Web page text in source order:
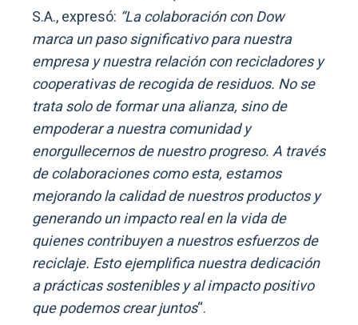
S.A., expresó: “La colaboración con Dow
marca un paso significativo para nuestra
empresa y nuestra relación con recicladores y
cooperativas de recogida de residuos. No se
trata solo de formar una alianza, sino de
empoderar a nuestra comunidad y
enorgullecernos de nuestro progreso. A través
de colaboraciones como esta, estamos
mejorando la calidad de nuestros productos y
generando un impacto real en la vida de
quienes contribuyen a nuestros esfuerzos de
reciclaje. Esto ejemplifica nuestra dedicación
a prácticas sostenibles y al impacto positivo
que podemos crear juntos“.